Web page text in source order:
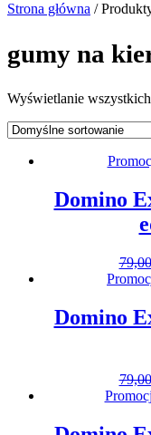
Strona główna /
gumy na
Wyświetlanie
Domino
Domino